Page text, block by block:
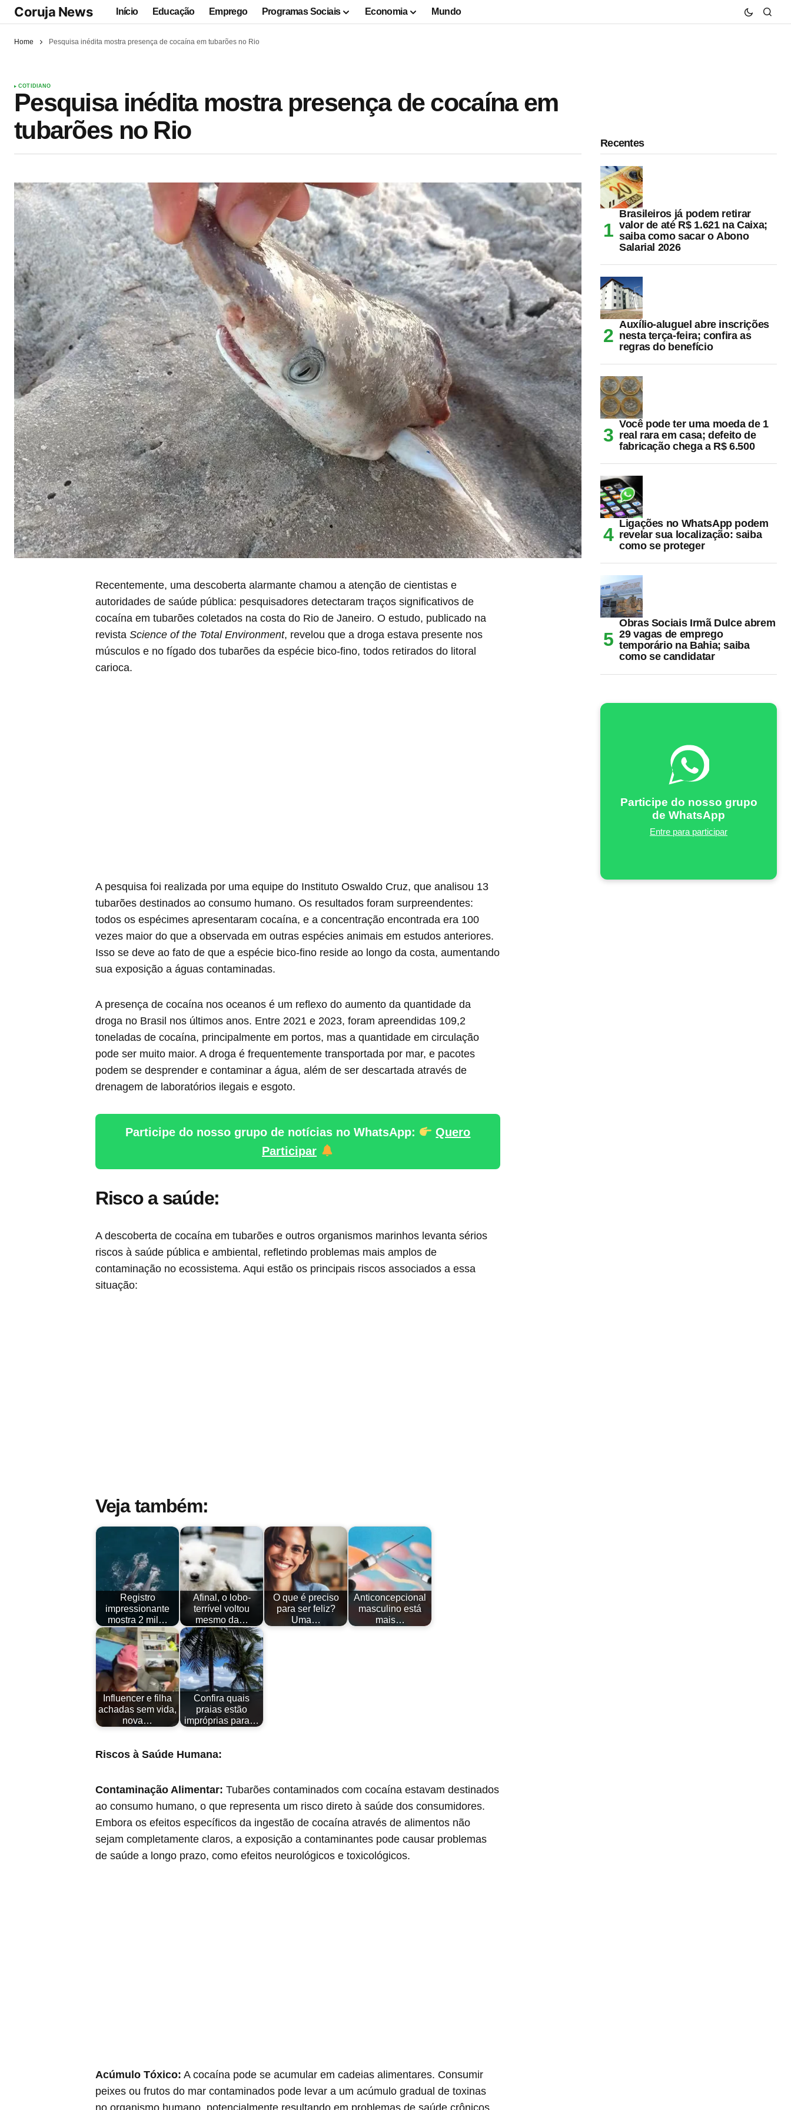
Coruja News Início Educação Emprego Programas Sociais Economia Mundo
Home Pesquisa inédita mostra presença de cocaína em tubarões no Rio
COTIDIANO
Pesquisa inédita mostra presença de cocaína em
tubarões no Rio
Recentemente, uma descoberta alarmante chamou a atenção de cientistas e
autoridades de saúde pública: pesquisadores detectaram traços significativos de
cocaína em tubarões coletados na costa do Rio de Janeiro. O estudo, publicado na
revista Science of the Total Environment, revelou que a droga estava presente nos
músculos e no fígado dos tubarões da espécie bico-fino, todos retirados do litoral
carioca.
A pesquisa foi realizada por uma equipe do Instituto Oswaldo Cruz, que analisou 13
tubarões destinados ao consumo humano. Os resultados foram surpreendentes:
todos os espécimes apresentaram cocaína, e a concentração encontrada era 100
vezes maior do que a observada em outras espécies animais em estudos anteriores.
Isso se deve ao fato de que a espécie bico-fino reside ao longo da costa, aumentando
sua exposição a águas contaminadas.
A presença de cocaína nos oceanos é um reflexo do aumento da quantidade da
droga no Brasil nos últimos anos. Entre 2021 e 2023, foram apreendidas 109,2
toneladas de cocaína, principalmente em portos, mas a quantidade em circulação
pode ser muito maior. A droga é frequentemente transportada por mar, e pacotes
podem se desprender e contaminar a água, além de ser descartada através de
drenagem de laboratórios ilegais e esgoto.
Participe do nosso grupo de notícias no WhatsApp:
Quero
Participar
Risco a saúde:
A descoberta de cocaína em tubarões e outros organismos marinhos levanta sérios
riscos à saúde pública e ambiental, refletindo problemas mais amplos de
contaminação no ecossistema. Aqui estão os principais riscos associados a essa
situação:
Veja também:
Registro
impressionante
mostra 2 mil…
Afinal, o lobo-
terrível voltou
mesmo da…
O que é preciso
para ser feliz?
Uma…
Anticoncepcional
masculino está
mais…
Influencer e filha
achadas sem vida,
nova…
Confira quais
praias estão
impróprias para…
Riscos à Saúde Humana:
Contaminação Alimentar: Tubarões contaminados com cocaína estavam destinados
ao consumo humano, o que representa um risco direto à saúde dos consumidores.
Embora os efeitos específicos da ingestão de cocaína através de alimentos não
sejam completamente claros, a exposição a contaminantes pode causar problemas
de saúde a longo prazo, como efeitos neurológicos e toxicológicos.
Acúmulo Tóxico: A cocaína pode se acumular em cadeias alimentares. Consumir
peixes ou frutos do mar contaminados pode levar a um acúmulo gradual de toxinas
Recentes
Brasileiros já podem retirar
valor de até R$ 1.621 na Caixa;
saiba como sacar o Abono
Salarial 2026
Auxílio-aluguel abre inscrições
nesta terça-feira; confira as
regras do benefício
Você pode ter uma moeda de 1
real rara em casa; defeito de
fabricação chega a R$ 6.500
Ligações no WhatsApp podem
revelar sua localização: saiba
como se proteger
Obras Sociais Irmã Dulce abrem
29 vagas de emprego
temporário na Bahia; saiba
como se candidatar
Participe do nosso grupo
de WhatsApp
Entre para participar